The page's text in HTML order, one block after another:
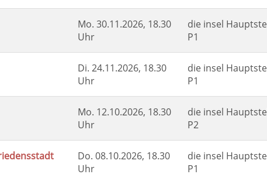
Mo. 30.11.2026, 18.30
Uhr
die insel
P1
Di. 24.11.2026, 18.30
Uhr
die insel
P1
Mo. 12.10.2026, 18.30
Uhr
die insel
P2
Do. 08.10.2026, 18.30
Uhr
die insel
P1